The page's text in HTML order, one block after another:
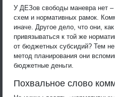
У ДЕЗов свободы маневра нет
схем и нормативных рамок.
иначе. Другое дело, что они,
привязываться к той же
от бюджетных субсидий? Тем
метод планирования они
бюджетные деньги.
Похвальное слово